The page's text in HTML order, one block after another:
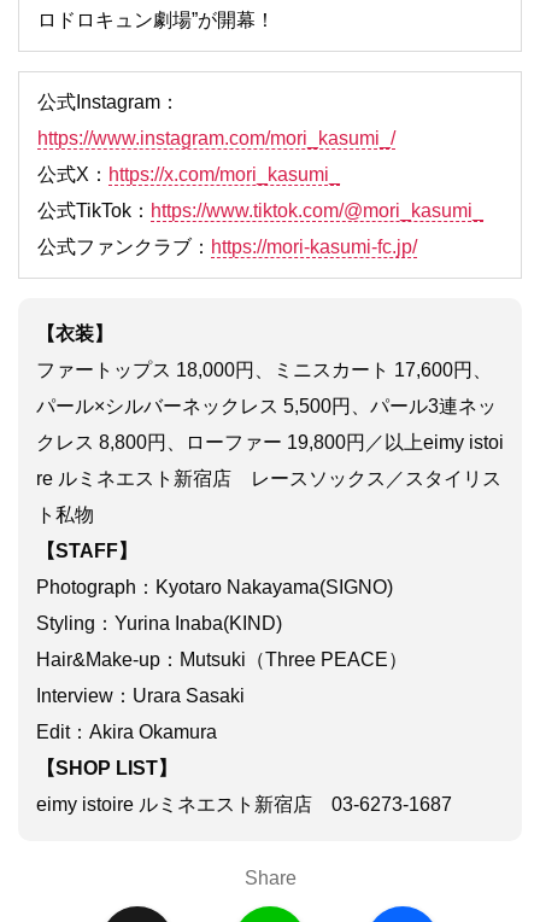
ロドロキュン劇場”が開幕！
公式Instagram：
https://www.instagram.com/mori_kasumi_/
公式X： https://x.com/mori_kasumi_
公式TikTok： https://www.tiktok.com/@mori_kasumi_
公式ファンクラブ： https://mori-kasumi-fc.jp/
【衣装】
ファートップス 18,000円、ミニスカート 17,600円、
パール×シルバーネックレス 5,500円、パール3連ネッ
クレス 8,800円、ローファー 19,800円／以上eimy istoi
re ルミネエスト新宿店 レースソックス／スタイリス
ト私物
【STAFF】
Photograph：Kyotaro Nakayama(SIGNO)
Styling：Yurina Inaba(KIND)
Hair&Make-up：Mutsuki（Three PEACE）
Interview：Urara Sasaki
Edit：Akira Okamura
【SHOP LIST】
eimy istoire ルミネエスト新宿店 03-6273-1687
Share